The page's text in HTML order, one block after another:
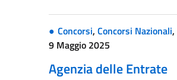
Concorsi,Concorsi Nazionali,
9 Maggio 2025
Agenzia delle Entrate